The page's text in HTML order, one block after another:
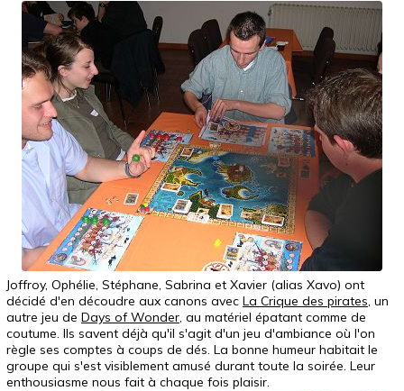
Joffroy, Ophélie, Stéphane, Sabrina et Xavier (alias Xavo) ont
décidé d'en découdre aux canons avec La Crique des pirates, un
autre jeu de Days of Wonder, au matériel épatant comme de
coutume. Ils savent déjà qu'il s'agit d'un jeu d'ambiance où l'on
règle ses comptes à coups de dés. La bonne humeur habitait le
groupe qui s'est visiblement amusé durant toute la soirée. Leur
enthousiasme nous fait à chaque fois plaisir.